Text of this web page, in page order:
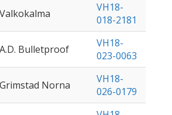
Valkokalma
VH18-
018-2181
A.D. Bulletproof
VH18-
023-0063
Grimstad Norna
VH18-
026-0179